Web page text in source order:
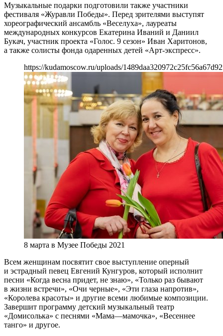
Музыкальные подарки подготовили также участники
фестиваля «Журавли Победы». Перед зрителями выступят
хореографический ансамбль «Веселуха», лауреаты
международных конкурсов Екатерина Иваний и Даниил
Букач, участник проекта «Голос. 9 сезон» Иван Харитонов,
а также солисты фонда одаренных детей «Арт-экспресс».
https://kudamoscow.ru/uploads/
8 марта в Музее Победы 2021
Всем женщинам посвятит свое выступление оперный
и эстрадный певец Евгений Кунгуров, который исполнит
песни «Когда весна придет, не знаю», «Только раз бывают
в жизни встречи», «Очи черные», «Эти глаза напротив»,
«Королева красоты» и другие всеми любимые композиции.
Завершит программу детский музыкальный театр
«Домисолька» с песнями «Мама—мамочка», «Весеннее
танго» и другое.